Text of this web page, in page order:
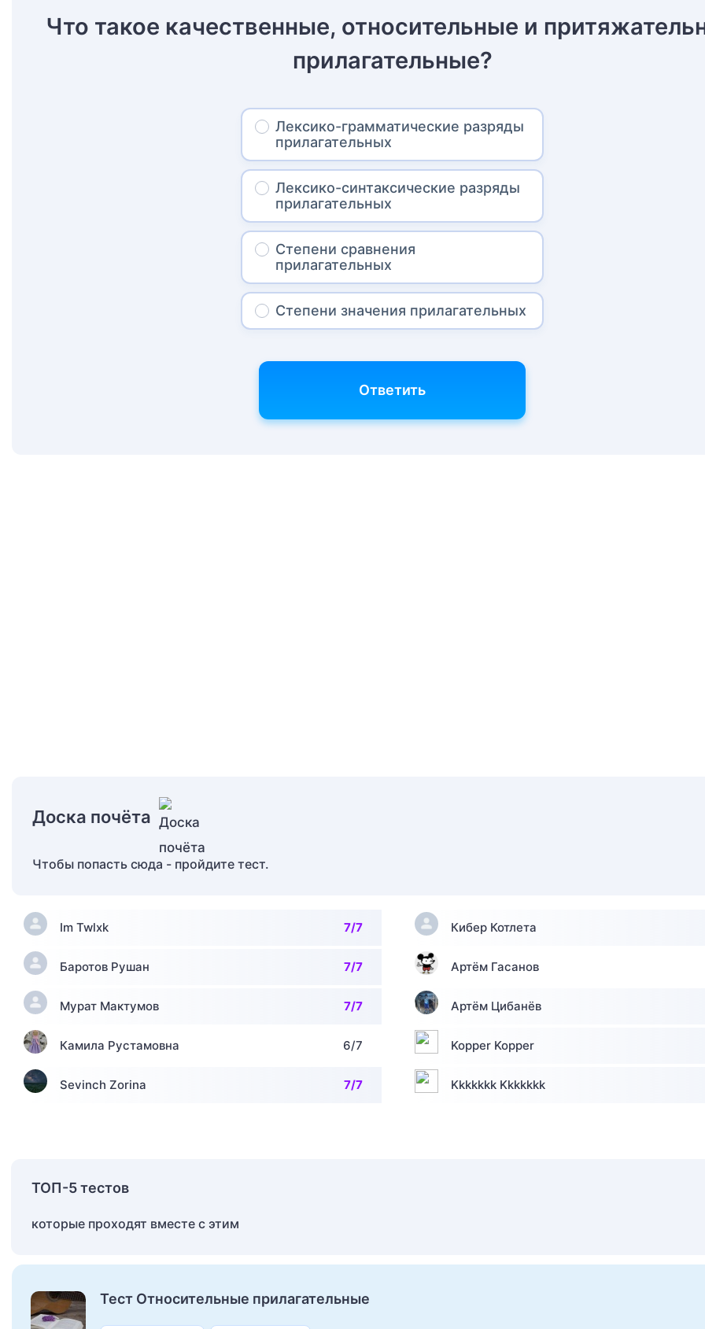
Что такое качественные, относительные и
прилагательные?
Лексико-грамматические разряды
прилагательных
Лексико-синтаксические разряды
прилагательных
Степени сравнения
прилагательных
Степени значения прилагательных
Ответить
Доска почёта
Чтобы попасть сюда - пройдите тест.
Im Twlxk 7/7 Кибер Котлета
Баротов Рушан 7/7 Артём Гасанов
Мурат Мактумов 7/7 Артём Цибанёв
Камила Рустамовна 6/7 Kopper Kopper
Sevinch Zorina 7/7 Kkkkkkk Kkkkkkk
ТОП-5 тестов
которые проходят вместе с этим
Тест Относительные прилагательные